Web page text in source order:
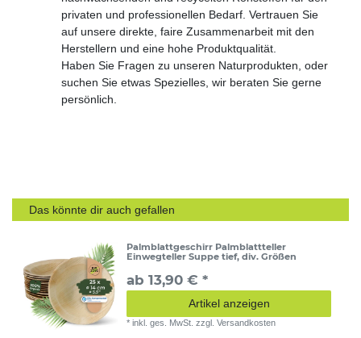
privaten und professionellen Bedarf. Vertrauen Sie
auf unsere direkte, faire Zusammenarbeit mit den
Herstellern und eine hohe Produktqualität.
Haben Sie Fragen zu unseren Naturprodukten, oder
suchen Sie etwas Spezielles, wir beraten Sie gerne
persönlich.
Das könnte dir auch gefallen
Palmblattgeschirr Palmblattteller
Einwegteller Suppe tief, div. Größen
ab 13,90 € *
Artikel anzeigen
*inkl. ges. MwSt. zzgl.Versandkosten